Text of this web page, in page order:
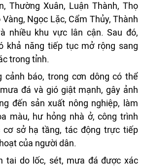
Thường Xuân, Luận Thành, Thọ
Ngọc Lặc, Cẩm Thủy, Thành
nhiều khu vực lân cận. Sau đó,
khả năng tiếp tục mở rộng sang
trong tỉnh.
cảnh báo, trong cơn dông có thể
đá và gió giật mạnh, gây ảnh
đến sản xuất nông nghiệp, làm
màu, hư hỏng nhà ở, công trình
cơ sở hạ tầng, tác động trực tiếp
của người dân.
tai do lốc, sét, mưa đá được xác